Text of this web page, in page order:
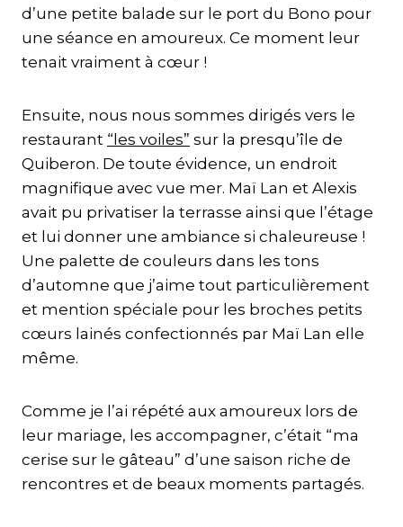
d’une petite balade sur le port du Bono pour
une séance en amoureux. Ce moment leur
tenait vraiment à cœur !
Ensuite, nous nous sommes dirigés vers le
restaurant “les voiles” sur la presqu’île de
Quiberon. De toute évidence, un endroit
magnifique avec vue mer. Maï Lan et Alexis
avait pu privatiser la terrasse ainsi que l’étage
et lui donner une ambiance si chaleureuse !
Une palette de couleurs dans les tons
d’automne que j’aime tout particulièrement
et mention spéciale pour les broches petits
cœurs lainés confectionnés par Maï Lan elle
même.
Comme je l’ai répété aux amoureux lors de
leur mariage, les accompagner, c’était “ma
cerise sur le gâteau” d’une saison riche de
rencontres et de beaux moments partagés.